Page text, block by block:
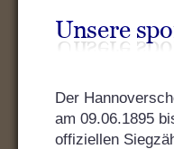
Der
am 09.06.1895
offiziellen